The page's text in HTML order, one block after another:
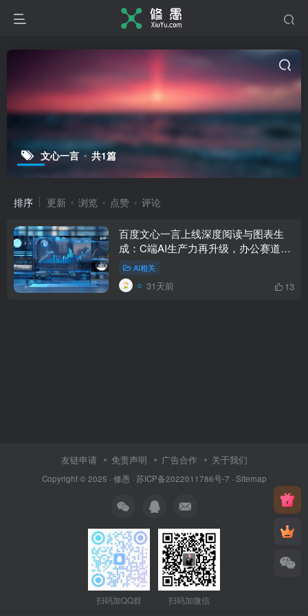
文心一言 共1篇
排序 更新 浏览 点赞 评论
百度文心一言上线深度阅读与图表生
成：C端AI生产力再升级，办公赛道卷
入深水区
AI相关
31天前 13
友链申请 免责声明 广告合作 关于我们
Copyright © 2025 · 修愚 · 苏ICP备2022011786号-7 · Sitemap
扫码加QQ群 扫码加微信